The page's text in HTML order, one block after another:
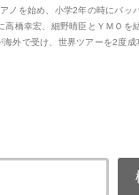
ノを始め、小学2年の時にバッ
高橋幸宏、細野晴臣とＹＭＯを
海外で受け、世界ツアーを2度成